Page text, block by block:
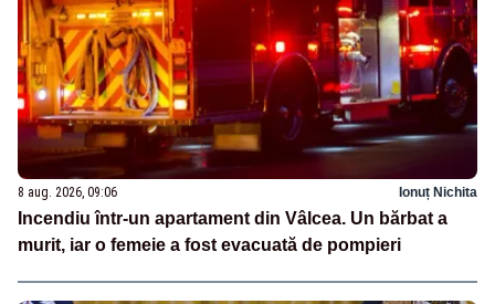
8 aug. 2026, 09:06 Ionuț Nichita
Incendiu într-un apartament din Vâlcea. Un bărbat a
murit, iar o femeie a fost evacuată de pompieri